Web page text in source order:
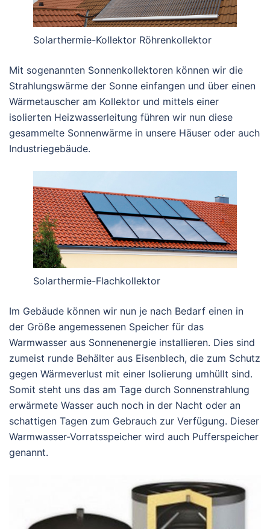
Solarthermie-Kollektor Röhrenkollektor
Mit sogenannten Sonnenkollektoren können wir die
Strahlungswärme der Sonne einfangen und über einen
Wärmetauscher am Kollektor und mittels einer
isolierten Heizwasserleitung führen wir nun diese
gesammelte Sonnenwärme in unsere Häuser oder auch
Industriegebäude.
Solarthermie-Flachkollektor
Im Gebäude können wir nun je nach Bedarf einen in
der Größe angemessenen Speicher für das
Warmwasser aus Sonnenenergie installieren. Dies sind
zumeist runde Behälter aus Eisenblech, die zum Schutz
gegen Wärmeverlust mit einer Isolierung umhüllt sind.
Somit steht uns das am Tage durch Sonnenstrahlung
erwärmete Wasser auch noch in der Nacht oder an
schattigen Tagen zum Gebrauch zur Verfügung. Dieser
Warmwasser-Vorratsspeicher wird auch Pufferspeicher
genannt.